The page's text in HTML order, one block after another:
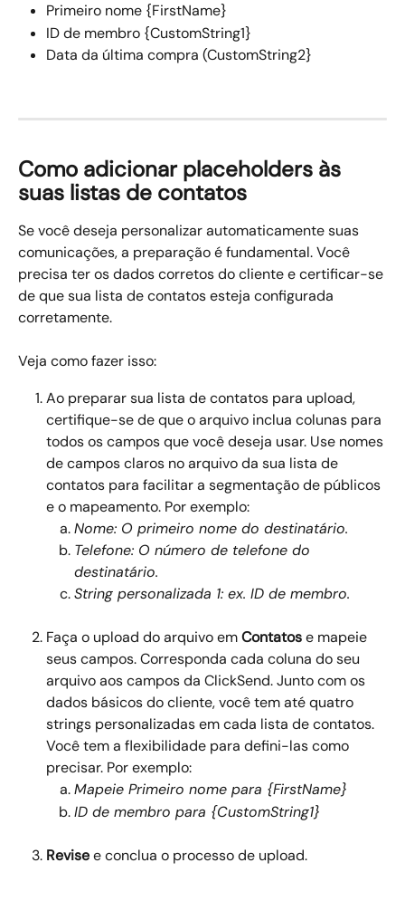
Primeiro nome {FirstName}
ID de membro {CustomString1}
Data da última compra (CustomString2}
Como adicionar placeholders às
suas listas de contatos
Se você deseja personalizar automaticamente suas
comunicações, a preparação é fundamental. Você
precisa ter os dados corretos do cliente e certificar-se
de que sua lista de contatos esteja configurada
corretamente.
Veja como fazer isso:
Ao preparar sua lista de contatos para upload,
certifique-se de que o arquivo inclua colunas para
todos os campos que você deseja usar. Use nomes
de campos claros no arquivo da sua lista de
contatos para facilitar a segmentação de públicos
e o mapeamento. Por exemplo:
Nome: O primeiro nome do destinatário.
Telefone: O número de telefone do
destinatário.
String personalizada 1: ex. ID de membro.
Faça o upload do arquivo em Contatos e mapeie
seus campos. Corresponda cada coluna do seu
arquivo aos campos da ClickSend. Junto com os
dados básicos do cliente, você tem até quatro
strings personalizadas em cada lista de contatos.
Você tem a flexibilidade para defini-las como
precisar. Por exemplo:
Mapeie Primeiro nome para {FirstName}
ID de membro para {CustomString1}
Revise e conclua o processo de upload.